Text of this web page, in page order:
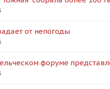
от непогоды
форуме